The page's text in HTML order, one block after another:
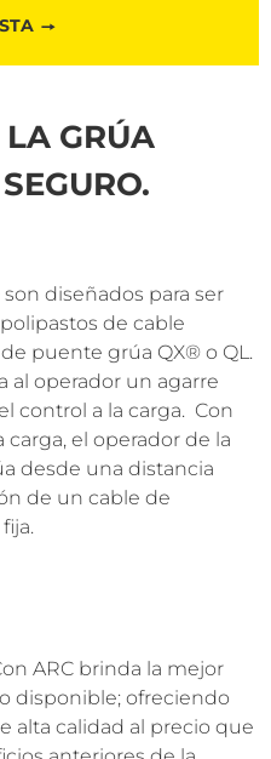
GRÚA
diseñados para ser
de cable
puente grúa QX® o QL.
al operador un agarre
control a la carga. Con
el operador de la
desde una distancia
de un cable de
ARC brinda la mejor
disponible; ofreciendo
alta calidad al precio que